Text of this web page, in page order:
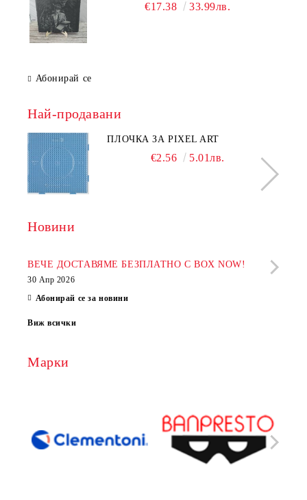
€17.38 33.99лв.
Абонирай се
Най-продавани
ПЛОЧКА ЗА PIXEL ART
€2.56 5.01лв.
Новини
ВЕЧЕ ДОСТАВЯМЕ БЕЗПЛАТНО С BOX NOW!
30 Апр 2026
Абонирай се за новини
Виж всички
Марки